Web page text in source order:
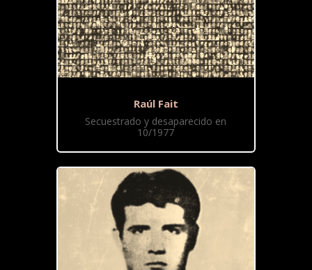
Raúl Fait
Secuestrado y desaparecido en
10/1977